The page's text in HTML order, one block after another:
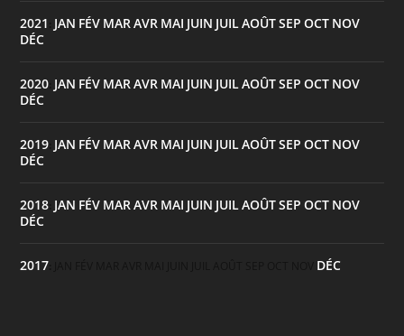
2021 JAN FÉV MARAVR MAI JUIN JUILAOÛTSEP OCT NOV
DÉC
2020 JAN FÉV MARAVR MAI JUIN JUILAOÛTSEP OCT NOV
DÉC
2019 JAN FÉV MARAVR MAI JUIN JUILAOÛTSEP OCT NOV
DÉC
2018 JAN FÉV MARAVR MAI JUIN JUILAOÛTSEP OCT NOV
DÉC
2017 DÉC